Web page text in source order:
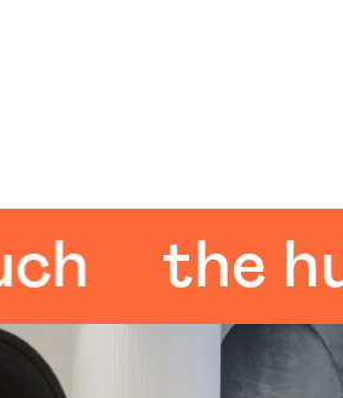
the